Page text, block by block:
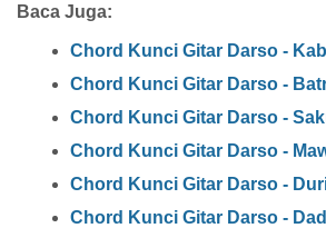
Baca Juga:
Chord Kunci Gitar Darso -
Chord Kunci Gitar Darso -
Chord Kunci Gitar Darso -
Chord Kunci Gitar Darso -
Chord Kunci Gitar Darso -
Chord Kunci Gitar Darso -